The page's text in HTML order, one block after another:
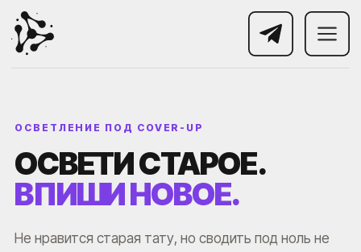
ОСВЕТЛЕНИЕ ПОД COVER-UP
ОСВЕТИ СТАРОЕ.
ВПИШИ НОВОЕ.
Не нравится старая тату, но сводить под ноль не